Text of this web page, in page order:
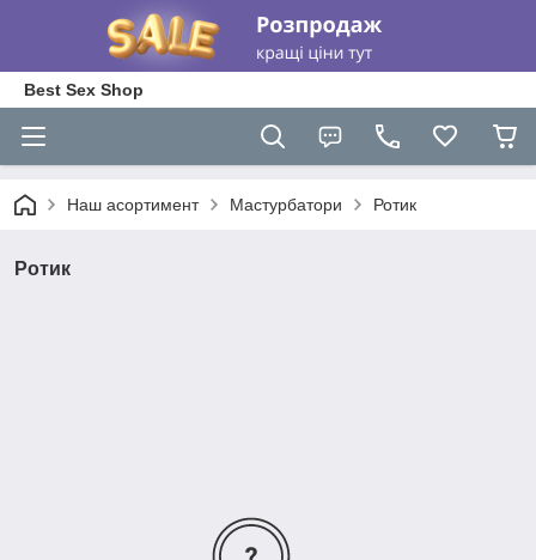
Best Sex Shop
Наш асортимент Мастурбатори Ротик
Ротик